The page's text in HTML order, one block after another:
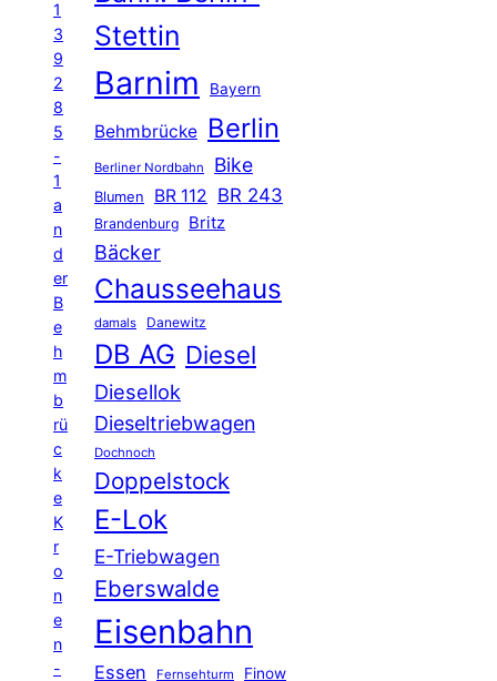
1
3
9
2
8
5
-
1
a
n
d
er
B
e
h
m
b
rü
c
k
e
K
r
o
n
e
n
-
Stettin
Barnim Bayern
Behmbrücke Berlin
Berliner Nordbahn Bike
Blumen BR 112 BR 243
Brandenburg Britz
Bäcker
Chausseehaus
damals Danewitz
DB AG Diesel
Diesellok
Dieseltriebwagen
Dochnoch
Doppelstock
E-Lok
E-Triebwagen
Eberswalde
Eisenbahn
Essen Fernsehturm Finow